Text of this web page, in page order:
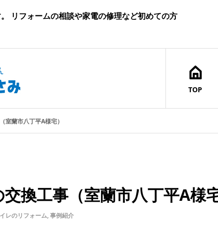
リフォームの相談や家電の修理など初めての方
TOP
室蘭市八丁平A様宅）
換工事（室蘭市八丁平A様宅
レのリフォーム,事例紹介